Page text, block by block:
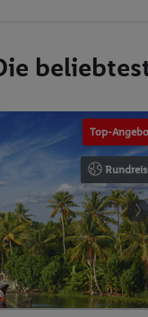
Top-